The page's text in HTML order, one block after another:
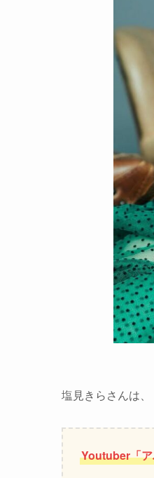
塩見きらさんは、
Youtuber「ア